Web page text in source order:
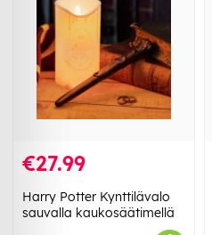
€27.99
Harry Potter Kynttilävalo
sauvalla kaukosäätimellä